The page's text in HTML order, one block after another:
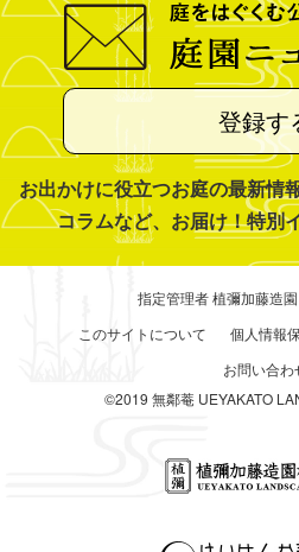
登録す
お出かけに役立つお庭の最新情
コラムなど、お届け！特別
指定管理者 植彌加藤造園
このサイトについて
個人情報
お問い合わ
©2019 無鄰菴 UEYAKATO